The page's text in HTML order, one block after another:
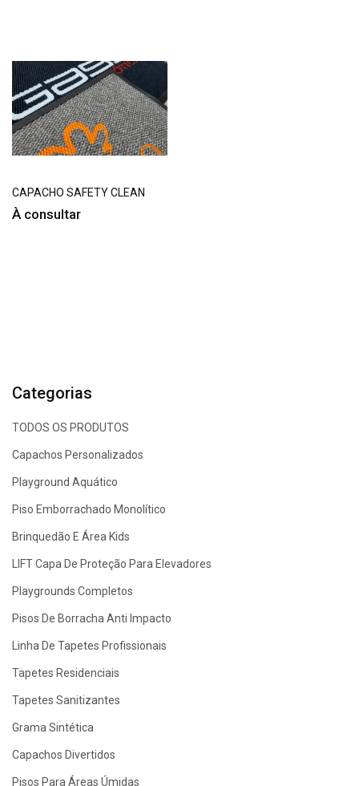
Categorias
TODOS OS PRODUTOS
Capachos Personalizados
Playground Aquático
Piso Emborrachado Monolítico
Brinquedão E Área Kids
LIFT Capa De Proteção Para Elevadores
Playgrounds Completos
Pisos De Borracha Anti Impacto
Linha De Tapetes Profissionais
Tapetes Residenciais
Tapetes Sanitizantes
Grama Sintética
Capachos Divertidos
Pisos Para Áreas Úmidas
CAPACHO SAFETY CLEAN
À consultar